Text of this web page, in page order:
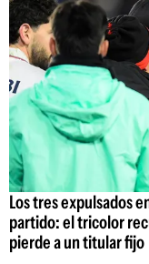
Los tres expulsados
partido: el tricolor
pierde a un titular fijo